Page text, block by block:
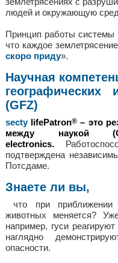
людей и окружающую
Принцип работы системы
что каждое
скоро приду».
Научная
(GFZ)
secty lifePatron® – это
между наукой
electronics.
подтверждена
Потсдаме.
Знаете ли вы,
что при приближении
животных меняется?
например, гуси
наглядно
опасности.